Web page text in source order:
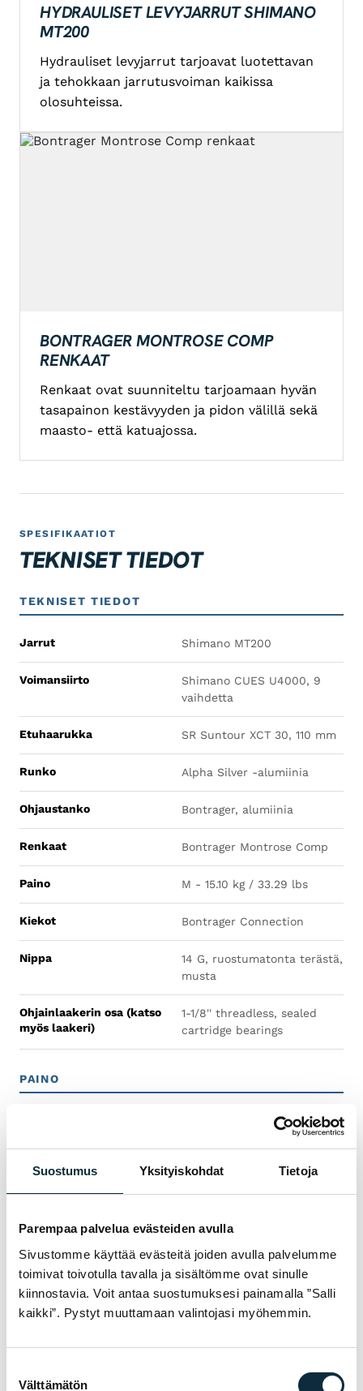
Suostumus Yksityiskohdat Tietoja
Parempaa palvelua evästeiden avulla
Sivustomme käyttää evästeitä joiden avulla palvelumme
toimivat toivotulla tavalla ja sisältömme ovat sinulle
kiinnostavia. Voit antaa suostumuksesi painamalla ”Salli
kaikki”. Pystyt muuttamaan valintojasi myöhemmin.
valinta
Välttämätön
HYDRAULISET LEVYJARRUT SHIMANO
MT200
Hydrauliset levyjarrut tarjoavat luotettavan
ja tehokkaan jarrutusvoiman kaikissa
olosuhteissa.
BONTRAGER MONTROSE COMP
RENKAAT
Renkaat ovat suunniteltu tarjoamaan hyvän
tasapainon kestävyyden ja pidon välillä sekä
maasto- että katuajossa.
SPESIFIKAATIOT
TEKNISET TIEDOT
TEKNISET TIEDOT
Jarrut Shimano MT200
Voimansiirto
Shimano CUES U4000, 9
vaihdetta
Etuhaarukka SR Suntour XCT 30, 110 mm
Runko Alpha Silver -alumiinia
Ohjaustanko Bontrager, alumiinia
Renkaat Bontrager Montrose Comp
Paino M - 15.10 kg / 33.29 lbs
Kiekot Bontrager Connection
Nippa
14 G, ruostumatonta terästä,
musta
Ohjainlaakerin osa (katso
myös laakeri)
1-1/8'' threadless, sealed
cartridge bearings
PAINO
M - 15.10 kg / 33.29 lbs
enimmäispainorajoitus
(pyörän, ajajan ja kuorman
VOIMANSIIRTO
Ketju Shimano LG500
VP-536, nailonia, avopoljin